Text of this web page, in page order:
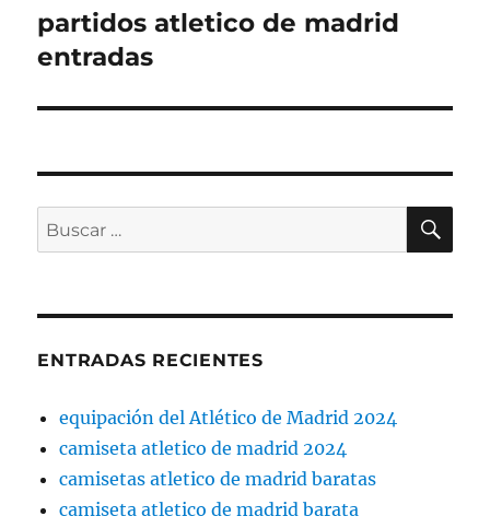
Entrada
siguiente:
partidos atletico de madrid
entradas
Buscar
por:
ENTRADAS RECIENTES
equipación del Atlético de Madrid 2024
camiseta atletico de madrid 2024
camisetas atletico de madrid baratas
camiseta atletico de madrid barata